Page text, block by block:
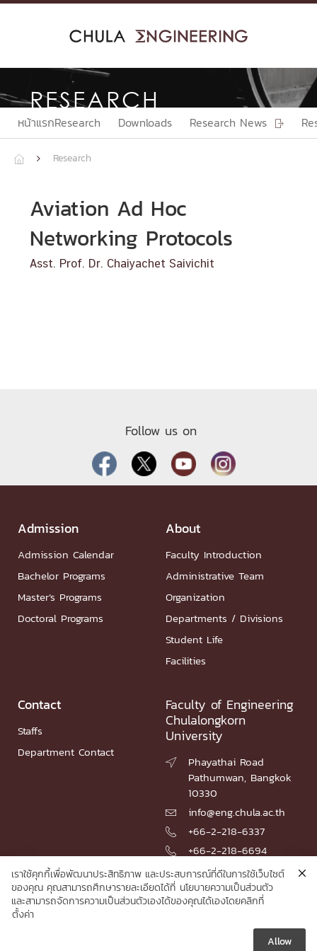
Skip
RESEARCH
หน้าแรกResearch Downloads Research News 
  Research
Aviation Ad Hoc
Networking Protocols
Asst. Prof. Dr. Chaiyachet Saivichit
Follow us on
Admission
Admission Calendar
Bachelor Programs
Master’s Programs
Doctoral Programs
About
Faculty Introduction
Administrative Team
Organization
Departments / Divisions
Student Life
Facilities
Contact
Staffs
Department Contact
Faculty of Engineering
Chulalongkorn
University

Phayathai Road
Pathumwan, Bangkok
10330
 info@eng.chula.ac.th
 +66-2-218-6337
 +66-2-218-6694
© 2026 Faculty of Engineering, Chulalongkorn University
เราใช้คุกกี้เพื่อพัฒนาประสิทธิภาพ และประสบการณ์ที่ดีในการใช้เว็บไซต์
ของคุณ คุณสามารถศึกษารายละเอียดได้ที่ นโยบายความเป็นส่วนตัว
และสามารถจัดการความเป็นส่วนตัวเองได้ของคุณได้เองโดยคลิกที่
ตั้งค่า
Allow